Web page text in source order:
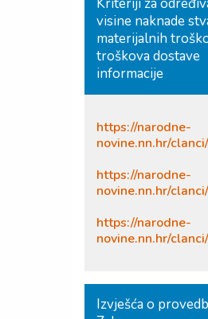
visine naknade
materijalnih
troškova dostave
informacije
https://narodne-
novine.nn.hr/
https://narodne-
novine.nn.hr/
https://narodne-
novine.nn.hr/
Izvješća o